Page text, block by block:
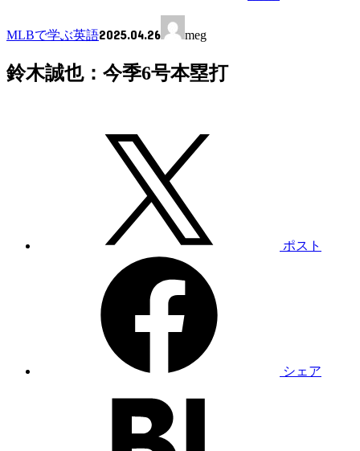
MLBで学ぶ英語2025.04.26 meg
鈴木誠也：今季6号本塁打
ポスト
シェア